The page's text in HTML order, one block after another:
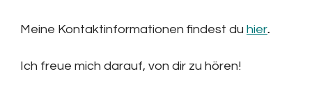
Meine Kontaktinformationen findest du hier.
Ich freue mich darauf, von dir zu hören!